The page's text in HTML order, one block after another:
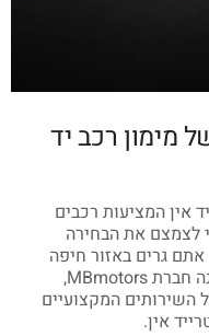
מימון רכב יד
אין המציעות רכבים
של 100%. כדאי לצמצם את הבחירה
גרים באזור חיפה
והצפון, אחת החברות הידועות, הינה חברת MBmotors,
את כל השירותים המקצועיים
אין.